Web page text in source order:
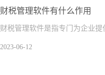
财税管理软件有什么作用
2023-06-12